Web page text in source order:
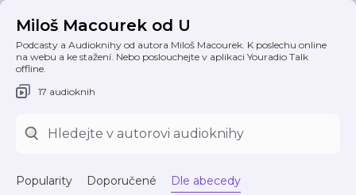
Miloš Macourek od U
Podcasty a Audioknihy od autora Miloš Macourek. K poslechu online
na webu a ke stažení. Nebo poslouchejte v aplikaci Youradio Talk
offline.
17 audioknih
Popularity Doporučené Dle abecedy